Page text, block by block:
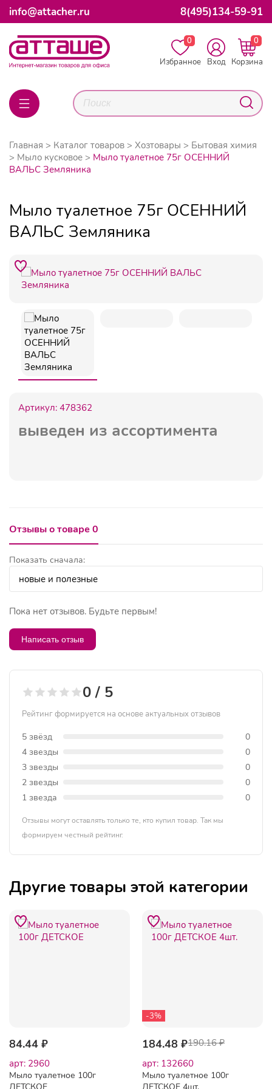
info@attacher.ru 8(495)134-59-91
0
Избранное
Вход
0
Корзина
Главная Каталог товаров Хозтовары
Бытовая химия
Мыло кусковое
Мыло туалетное 75г ОСЕННИЙ
ВАЛЬС Земляника
Мыло туалетное 75г ОСЕННИЙ
ВАЛЬС Земляника
Артикул: 478362
выведен из ассортимента
Отзывы о товаре 0
Показать сначала:
Пока нет отзывов. Будьте первым!
Написать отзыв
0 / 5
Рейтинг формируется на основе актуальных отзывов
5 звёзд
0
4 звезды
0
3 звезды
0
2 звезды
0
1 звезда
0
Отзывы могут оставлять только те, кто купил товар. Так мы
формируем честный рейтинг.
Другие товары этой категории
84.44 ₽
арт: 2960
Мыло туалетное 100г
ДЕТСКОЕ
-3%
184.48 ₽190.16 ₽
арт: 132660
Мыло туалетное 100г
ДЕТСКОЕ 4шт.